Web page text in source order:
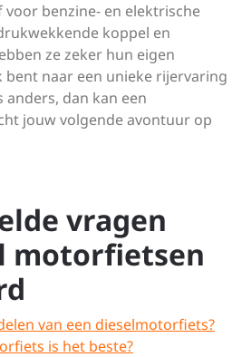
benzine- en elektrische
koppel en
ze zeker hun eigen
bent naar een unieke rijervaring
dan kan een
jouw volgende avontuur op
vragen
motorfietsen
van een dieselmotorfiets?
is het beste?